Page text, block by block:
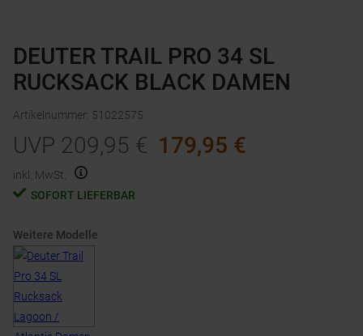
DEUTER TRAIL PRO 34 SL
RUCKSACK BLACK DAMEN
Artikelnummer: 51022575
UVP 209,95 € 179,95 €
inkl. MwSt.
SOFORT LIEFERBAR
Weitere Modelle